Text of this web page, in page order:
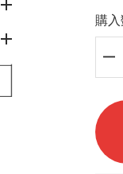
購入